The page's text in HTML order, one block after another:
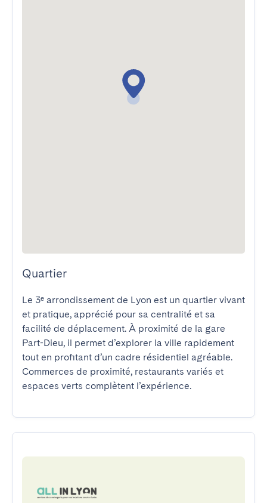
Quartier
Le 3ᵉ arrondissement de Lyon est un quartier vivant
et pratique, apprécié pour sa centralité et sa
facilité de déplacement. À proximité de la gare
Part-Dieu, il permet d’explorer la ville rapidement
tout en profitant d’un cadre résidentiel agréable.
Commerces de proximité, restaurants variés et
espaces verts complètent l’expérience.